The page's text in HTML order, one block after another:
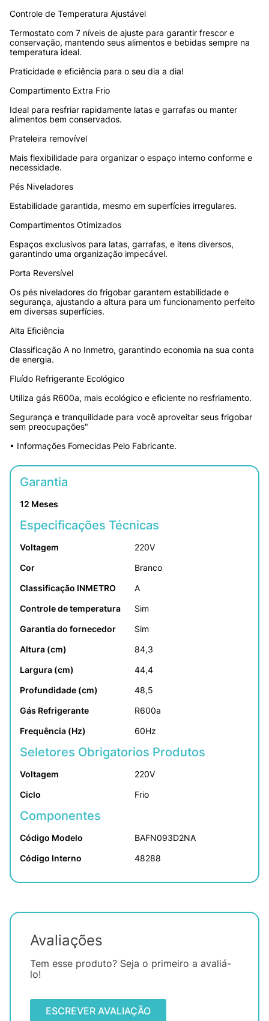
Controle de Temperatura Ajustável
Termostato com 7 níveis de ajuste para garantir frescor e
conservação, mantendo seus alimentos e bebidas sempre na
temperatura ideal.
Praticidade e eficiência para o seu dia a dia!
Compartimento Extra Frio
Ideal para resfriar rapidamente latas e garrafas ou manter
alimentos bem conservados.
Prateleira removível
Mais flexibilidade para organizar o espaço interno conforme e
necessidade.
Pés Niveladores
Estabilidade garantida, mesmo em superfícies irregulares.
Compartimentos Otimizados
Espaços exclusivos para latas, garrafas, e itens diversos,
garantindo uma organização impecável.
Porta Reversível
Os pés niveladores do frigobar garantem estabilidade e
segurança, ajustando a altura para um funcionamento perfeito
em diversas superfícies.
Alta Eficiência
Classificação A no Inmetro, garantindo economia na sua conta
de energia.
Fluído Refrigerante Ecológico
Utiliza gás R600a, mais ecológico e eficiente no resfriamento.
Segurança e tranquilidade para você aproveitar seus frigobar
sem preocupações"
• Informações Fornecidas Pelo Fabricante.
Garantia
12 Meses
Especificações Técnicas
Voltagem
220V
Cor
Branco
Classificação INMETRO
A
Controle de temperatura
Sim
Garantia do fornecedor
Sim
Altura (cm)
84,3
Largura (cm)
44,4
Profundidade (cm)
48,5
Gás Refrigerante
R600a
Frequência (Hz)
60Hz
Seletores Obrigatorios Produtos
Voltagem
220V
Ciclo
Frio
Componentes
Código Modelo
BAFN093D2NA
Código Interno
48288
Avaliações
Tem esse produto? Seja o primeiro a avaliá-
lo!
ESCREVER AVALIAÇÃO